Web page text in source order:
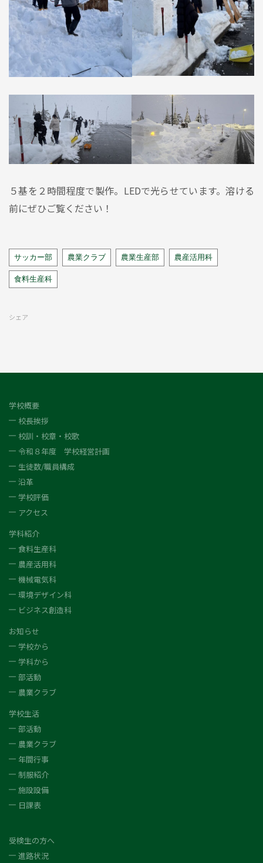
５基を２時間程度で製作。LEDで光らせています。溶ける
前にぜひご覧ください！
Tags
サッカー部 農業クラブ 農業生産部 農産活用科
食料生産科
シェア
学校概要
校長挨拶
校訓・校章・校歌
令和８年度 学校経営計画
生徒数/職員構成
沿革
学校評価
アクセス
学科紹介
食料生産科
農産活用科
機械電気科
環境デザイン科
ビジネス創造科
お知らせ
学校から
学科から
部活動
農業クラブ
学校生活
部活動
農業クラブ
年間行事
制服紹介
施設設備
日課表
受検生の方へ
進路状況